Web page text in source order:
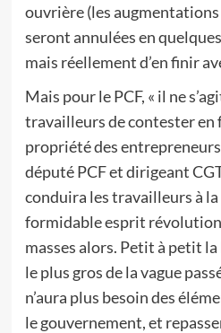
ouvrière (les augmentations
seront annulées en
mais réellement d’en finir
Mais pour le PCF, « il ne
travailleurs de contester en
propriété des
député PCF et dirigeant
conduira les travailleurs à
formidable esprit
masses alors. Petit à petit
le plus gros de la vague
n’aura plus besoin des
le gouvernement, et